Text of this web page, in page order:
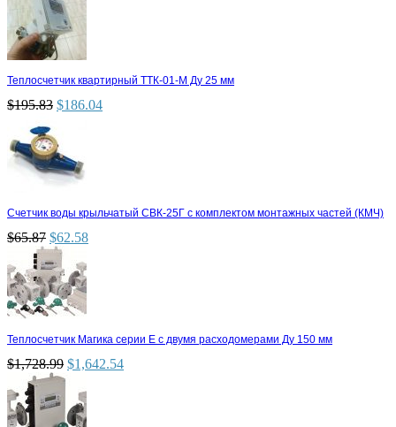
Теплосчетчик квартирный ТТК-01-М Ду 25 мм
$195.83 $186.04
Счетчик воды крыльчатый СВК-25Г с комплектом монтажных частей (КМЧ)
$65.87 $62.58
Теплосчетчик Магика серии Е с двумя расходомерами Ду 150 мм
$1,728.99 $1,642.54